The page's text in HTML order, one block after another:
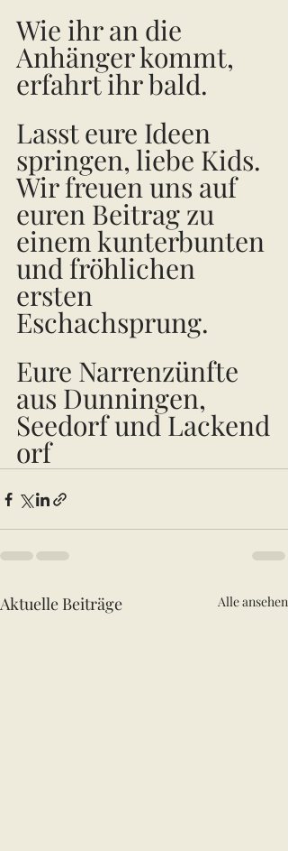
Wie ihr an die
Anhänger kommt,
erfahrt ihr bald.
Lasst eure Ideen
springen, liebe Kids.
Wir freuen uns auf
euren Beitrag zu
einem kunterbunten
und fröhlichen
ersten
Eschachsprung.
Eure Narrenzünfte
aus Dunningen,
Seedorf und Lackend
orf
Aktuelle Beiträge Alle ansehen